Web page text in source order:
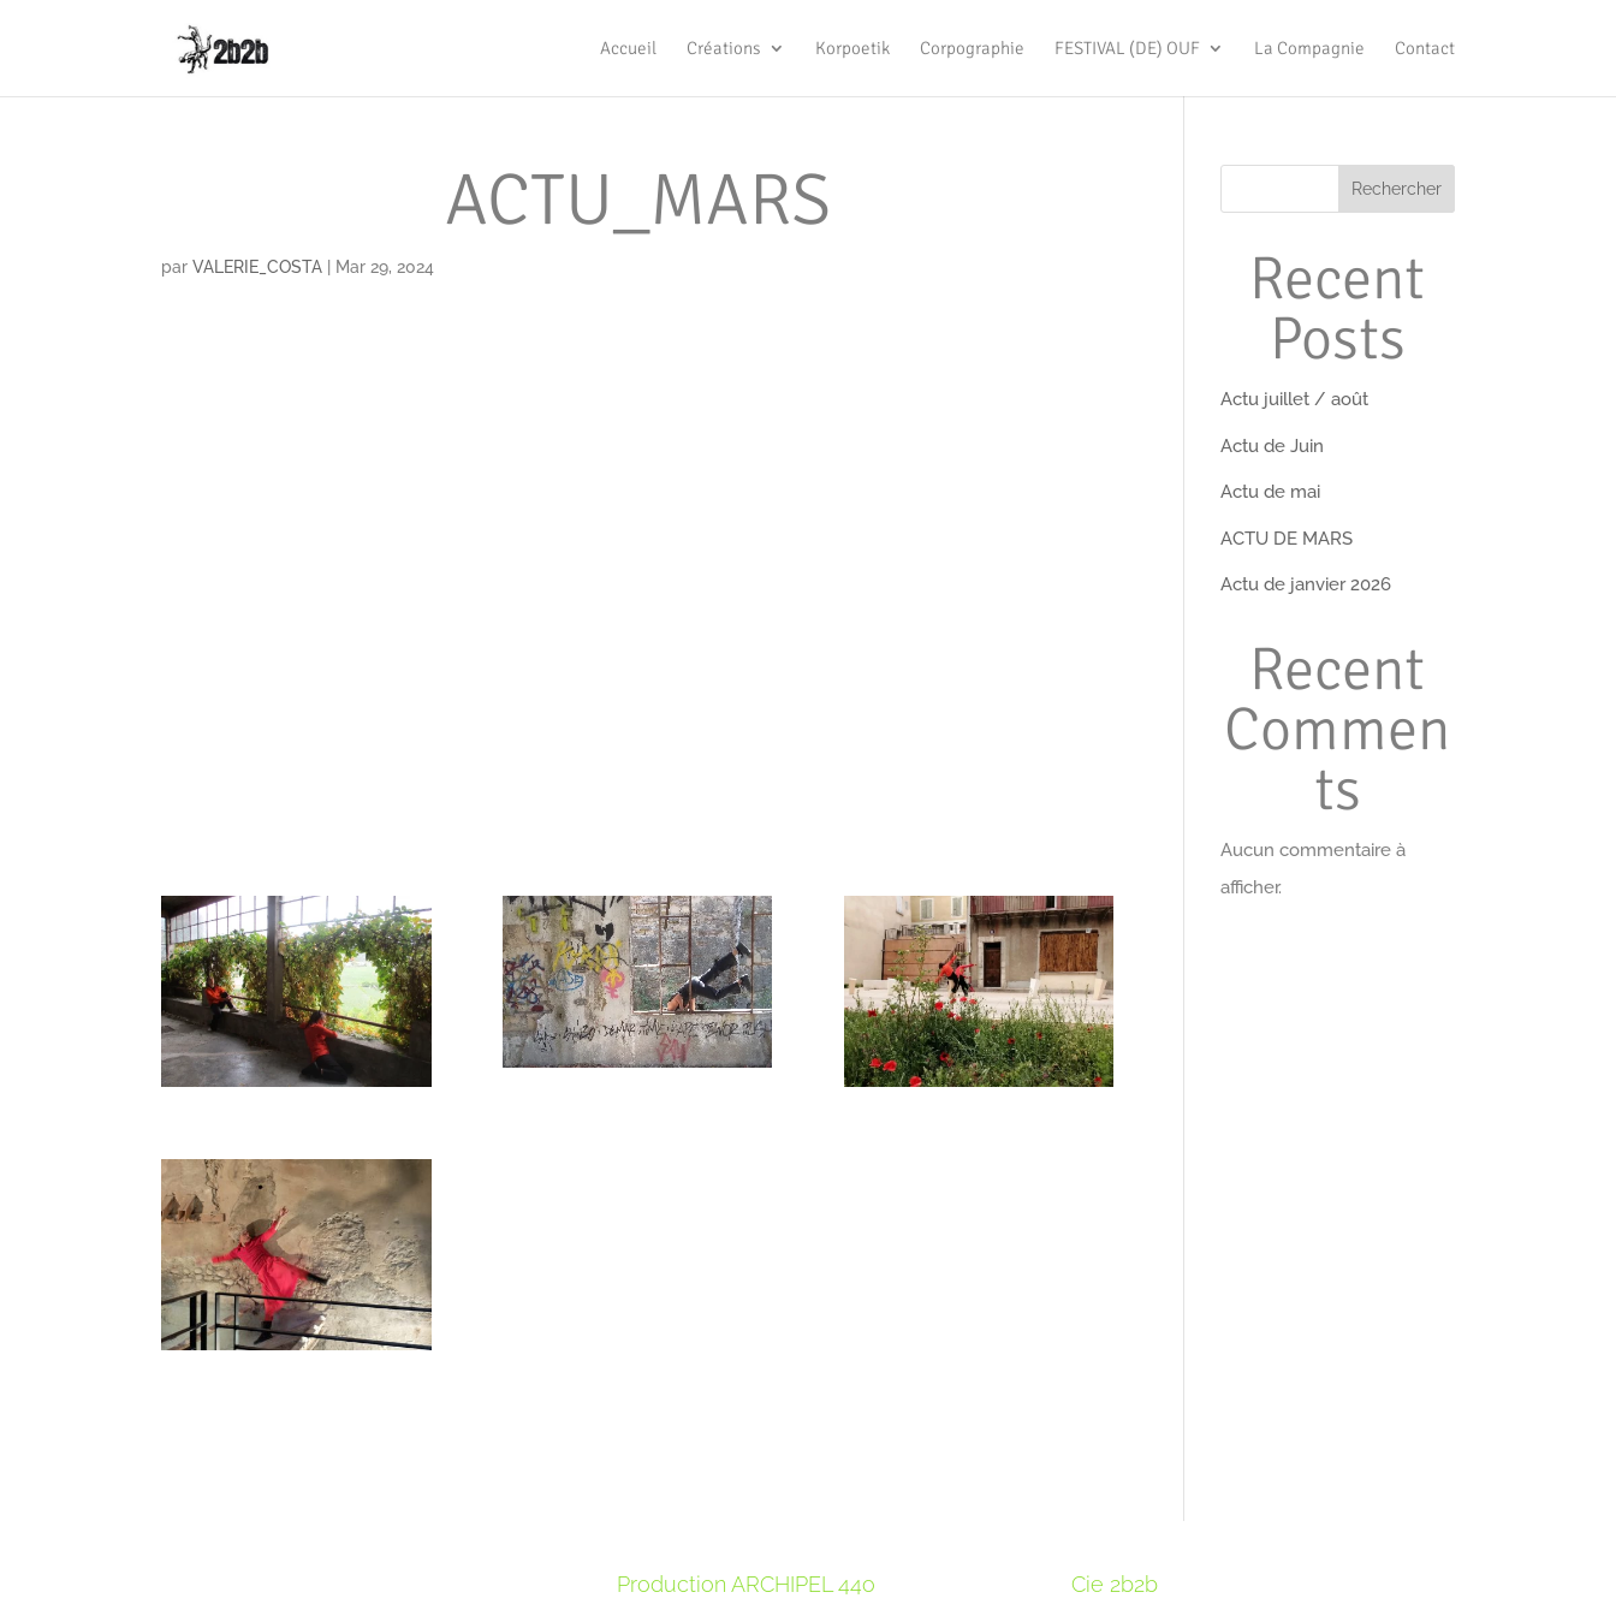
Accueil Créations Korpoetik Corpographie FESTIVAL (DE) OUF La Compagnie Contact
ACTU_MARS
parVALERIE_COSTA Mar 29, 2024
Rechercher
Recent
Posts
Actu juillet / août
Actu de Juin
Actu de mai
ACTU DE MARS
Actu de janvier 2026
Recent
Commen
ts
Aucun commentaire à
afficher.
Production ARCHIPEL 44o Cie 2b2b